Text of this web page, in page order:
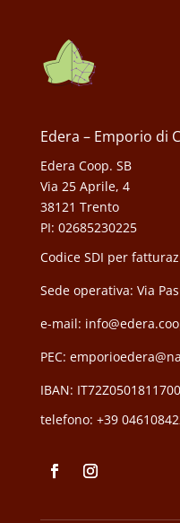
Edera – Emporio di
Edera Coop. SB
Via 25 Aprile, 4
38121 Trento
PI: 02685230225
Codice SDI per
Sede operativa: Via
e-mail:
PEC:
IBAN:
telefono: +39